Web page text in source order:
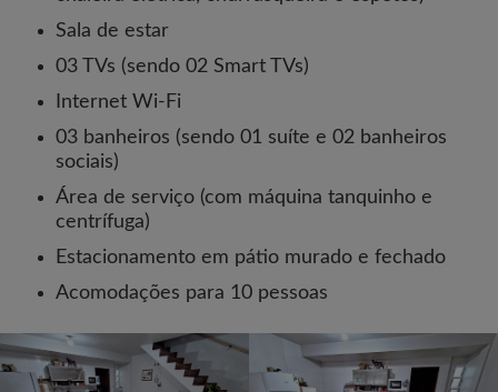
Sala de estar
03 TVs (sendo 02 Smart TVs)
Internet Wi-Fi
03 banheiros (sendo 01 suíte e 02 banheiros
sociais)
Área de serviço (com máquina tanquinho e
centrífuga)
Estacionamento em pátio murado e fechado
Acomodações para 10 pessoas